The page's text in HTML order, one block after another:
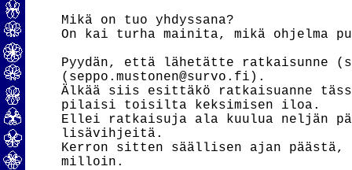
Mikä on tuo yhdyssana?
On kai turha mainita, mikä ohjelma
Pyydän, että lähetätte ratkaisunne
(seppo.mustonen@survo.fi).
Älkää siis esittäkö ratkaisuanne
pilaisi toisilta keksimisen iloa.
Ellei ratkaisuja ala kuulua neljän
lisävihjeitä.
Kerron sitten säällisen ajan
milloin.